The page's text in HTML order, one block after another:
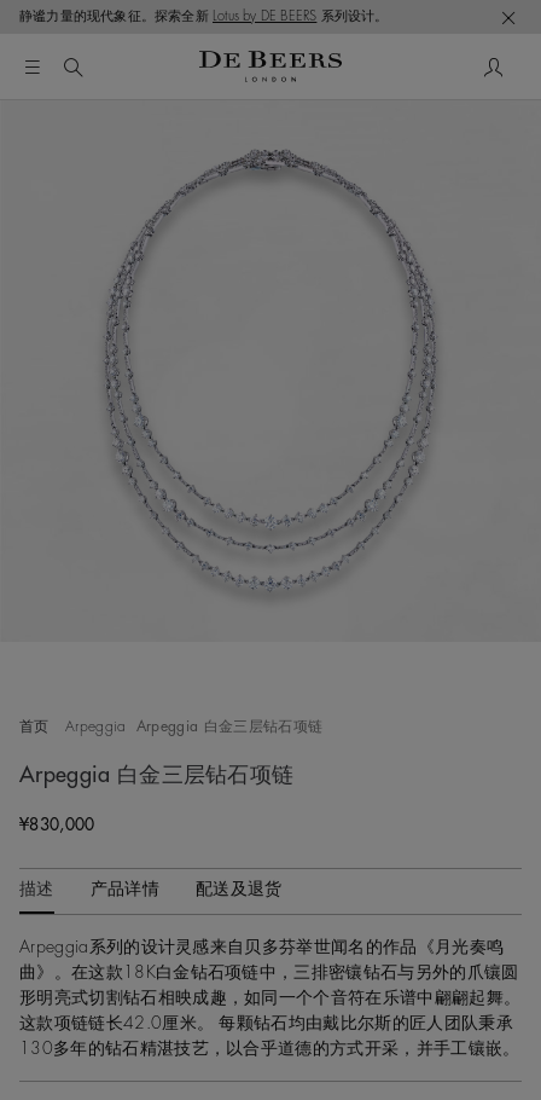
静谧力量的现代象征。探索全新 Lotus by DE BEERS 系列设计。
首页 Arpeggia Arpeggia 白金三层钻石项链
Arpeggia 白金三层钻石项链
¥830,000
描述 产品详情 配送及退货
Arpeggia系列的设计灵感来自贝多芬举世闻名的作品《月光奏鸣
曲》。在这款18K白金钻石项链中，三排密镶钻石与另外的爪镶圆
形明亮式切割钻石相映成趣，如同一个个音符在乐谱中翩翩起舞。
这款项链链长42.0厘米。 每颗钻石均由戴比尔斯的匠人团队秉承
130多年的钻石精湛技艺，以合乎道德的方式开采，并手工镶嵌。